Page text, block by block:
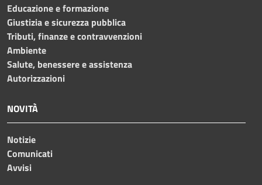
Educazione e formazione
Giustizia e sicurezza pubblica
Tributi, finanze e contravvenzioni
Ambiente
Salute, benessere e assistenza
Autorizzazioni
NOVITÀ
Notizie
Comunicati
Avvisi